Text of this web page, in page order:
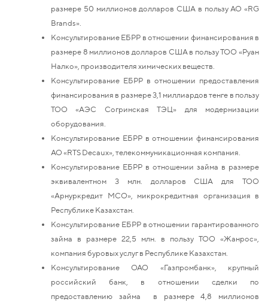
размере 50 миллионов долларов США в пользу АО «RG
Brands».
Консультирование ЕБРР в отношении финансирования в
размере 8 миллионов долларов США в пользу ТОО «Руан
Налко», производителя химических веществ.
Консультирование ЕБРР в отношении предоставления
финансирования в размере 3,1 миллиардов тенге в пользу
ТОО «АЭС Согринская ТЭЦ» для модернизации
оборудования.
Консультирование ЕБРР в отношении финансирования
АО «RTS Decaux», телекоммуникационная компания.
Консультирование ЕБРР в отношении займа в размере
эквивалентном 3 млн. долларов США для ТОО
«Арнуркредит МСО», микрокредитная организация в
Республике Казахстан.
Консультирование ЕБРР в отношении гарантированного
займа в размере 22,5 млн. в пользу ТОО «Жанрос»,
компания буровых услуг в Республике Казахстан.
Консультирование ОАО «Газпромбанк», крупный
российский банк, в отношении сделки по
предоставлению займа в размере 4,8 миллионов